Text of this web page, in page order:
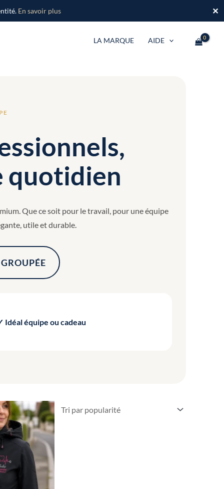
En savoir plus ✕
LA MARQUE AIDE
quotidien
Que ce soit pour le travail, pour une équipe
utile et durable.
Idéal équipe ou cadeau